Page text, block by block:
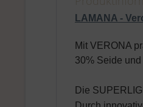
LAMANA -
Mit VERONA
30% Seide
Die SUPER